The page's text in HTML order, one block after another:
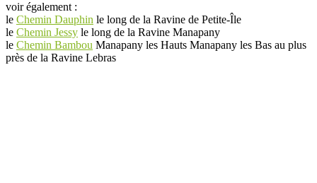
voir également :
le Chemin Dauphin le long de la Ravine de Petite-Île
le Chemin Jessy le long de la Ravine Manapany
le Chemin Bambou Manapany les Hauts Manapany les Bas au plus
près de la Ravine Lebras